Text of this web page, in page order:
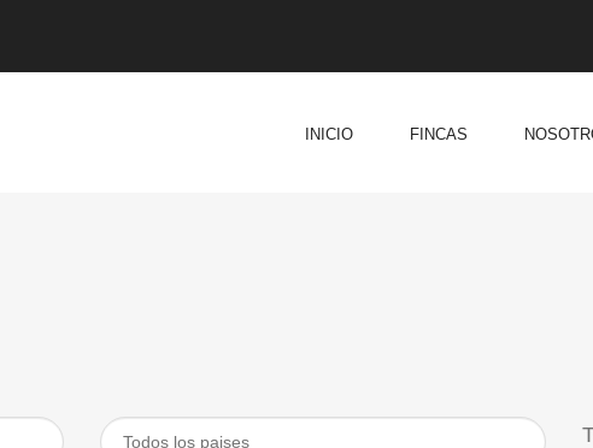
INICIO FINCAS